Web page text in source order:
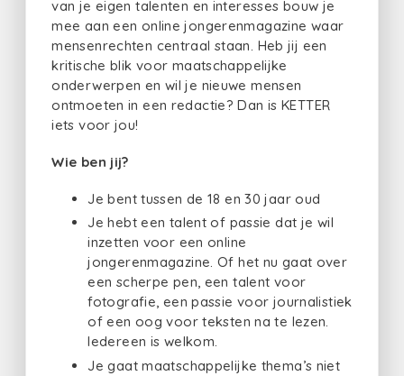
van je eigen talenten en interesses bouw je
mee aan een online jongerenmagazine waar
mensenrechten centraal staan. Heb jij een
kritische blik voor maatschappelijke
onderwerpen en wil je nieuwe mensen
ontmoeten in een redactie? Dan is KETTER
iets voor jou!
Wie ben jij?
Je bent tussen de 18 en 30 jaar oud
Je hebt een talent of passie dat je wil
inzetten voor een online
jongerenmagazine. Of het nu gaat over
een scherpe pen, een talent voor
fotografie, een passie voor journalistiek
of een oog voor teksten na te lezen.
Iedereen is welkom.
Je gaat maatschappelijke thema’s niet